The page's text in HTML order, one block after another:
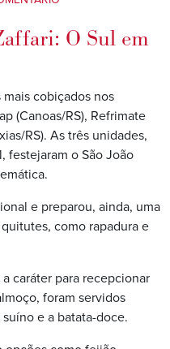
O Sul em
cobiçados nos
(Canoas/RS), Refrimate
RS). As três unidades,
festejaram o São João
e preparou, ainda, uma
como rapadura e
caráter para recepcionar
foram servidos
e a batata-doce.